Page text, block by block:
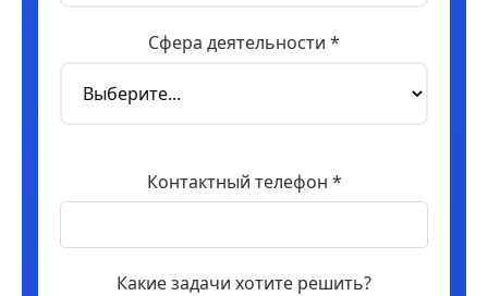
Сфера деятельности *
Контактный телефон *
Какие задачи хотите решить?